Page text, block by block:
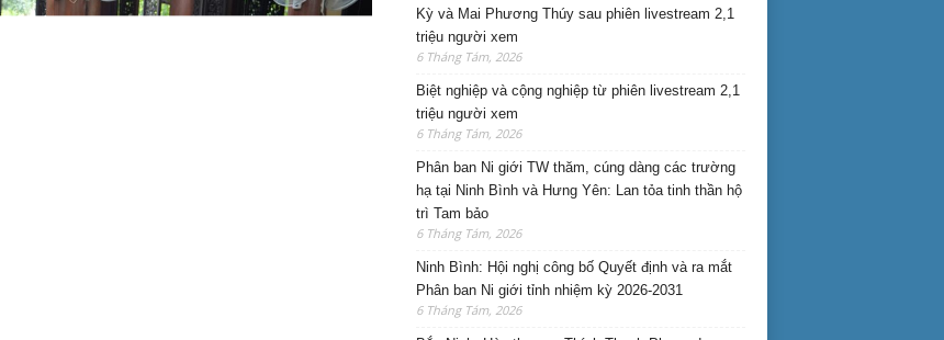
Kỳ và Mai Phương Thúy sau phiên livestream 2,1
triệu người xem
6 Tháng Tám, 2026
Biệt nghiệp và cộng nghiệp từ phiên livestream 2,1
triệu người xem
6 Tháng Tám, 2026
Phân ban Ni giới TW thăm, cúng dàng các trường
hạ tại Ninh Bình và Hưng Yên: Lan tỏa tinh thần hộ
trì Tam bảo
6 Tháng Tám, 2026
Ninh Bình: Hội nghị công bố Quyết định và ra mắt
Phân ban Ni giới tỉnh nhiệm kỳ 2026-2031
6 Tháng Tám, 2026